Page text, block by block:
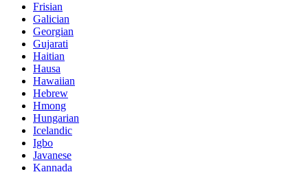
Frisian
Galician
Georgian
Gujarati
Haitian
Hausa
Hawaiian
Hebrew
Hmong
Hungarian
Icelandic
Igbo
Javanese
Kannada